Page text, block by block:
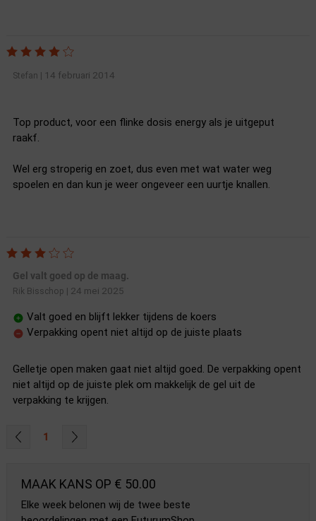
Stefan | 14 februari 2014
Top product, voor een flinke dosis energy als je uitgeput
raakf.
Wel erg stroperig en zoet, dus even met wat water weg
spoelen en dan kun je weer ongeveer een uurtje knallen.
Gel valt goed op de maag.
Rik Bisschop | 24 mei 2025
Valt goed en blijft lekker tijdens de koers
Verpakking opent niet altijd op de juiste plaats
Gelletje open maken gaat niet altijd goed. De verpakking opent
niet altijd op de juiste plek om makkelijk de gel uit de
verpakking te krijgen.
1
MAAK KANS OP € 50.00
Elke week belonen wij de twee beste